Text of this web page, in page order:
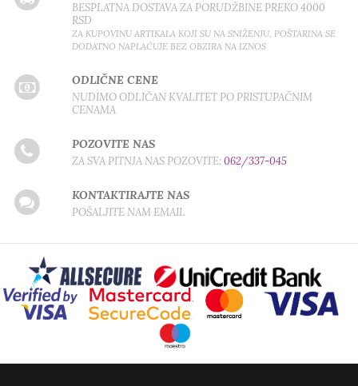
BESPLATNA DOSTAVA ZA PORUDŽBINE PREKO 4000
RSD
ZA KUPOVINU ARTIKALA KOJI SU NA SNIŽENJU, POŠTARINA SE
DODATNO NAPLAĆUJE BEZ OBZIRA NA IZNOS
ODLIČNE CENE
NUDIMO ODLIČAN KVALITET PO PRISTUPAČNIM
CENAMA
POZOVITE NAS
ZA SVA PITNJA NAS POZOVITE:062/337-045
KONTAKTIRAJTE NAS
POŠALJITE NAM EMAIL